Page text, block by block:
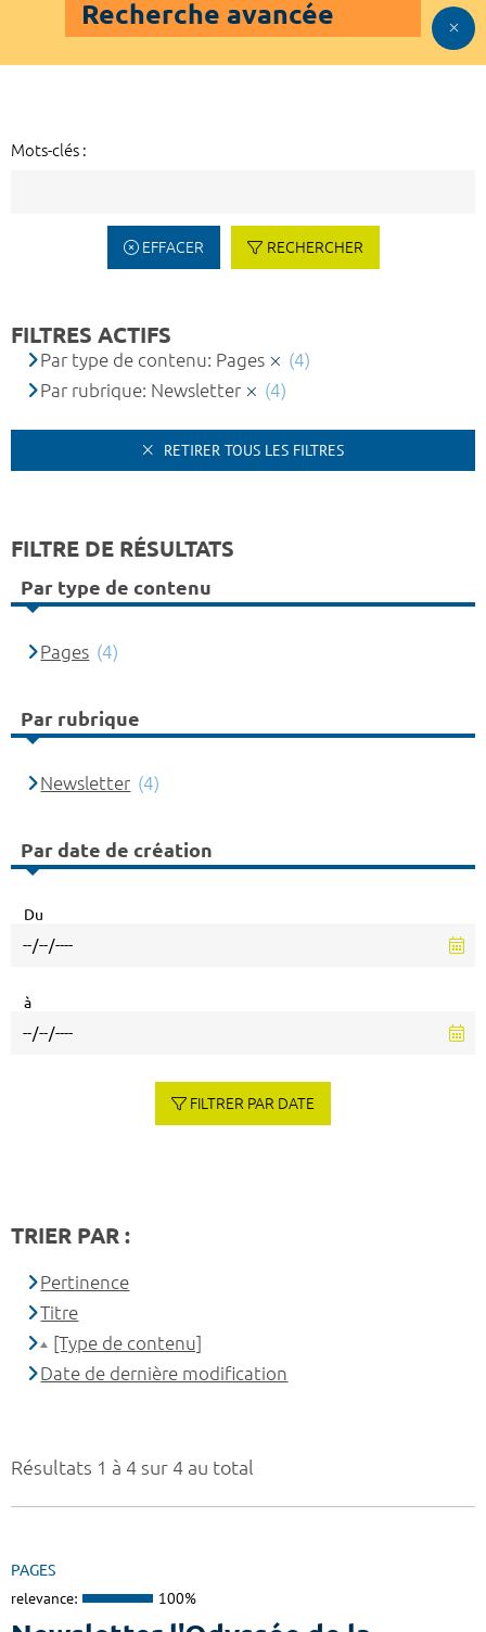
Recherche avancée
Mots-clés :
EFFACER RECHERCHER
Résultats 1 à 4 sur 4 au total
PAGES
relevance: 100%
FILTRES ACTIFS
Par type de contenu: Pages
(4)
Par rubrique: Newsletter
(4)
RETIRER TOUS LES FILTRES
FILTRE DE RÉSULTATS
Par type de contenu
Pages (4)
Par rubrique
Newsletter (4)
Par date de création
Du
à
FILTRER PAR DATE
TRIER PAR :
Pertinence
Titre
[Type de contenu]
Date de dernière modification